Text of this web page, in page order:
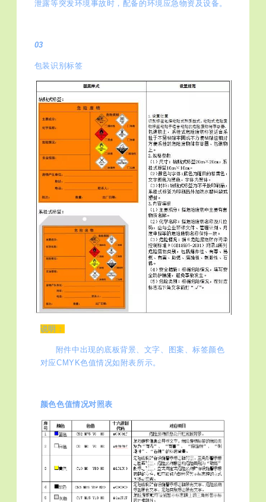
泄露等突发环境事故时，配备的环境应急物资及设备。
03
包装识别标签
说明：
附件中出现的底板背景、文字、图案、标签颜色
对应CMYK色值情况如附表所示。
颜色色值情况对照表